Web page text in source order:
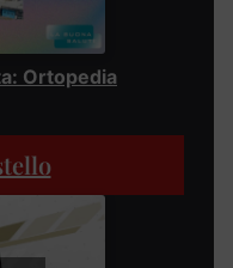
Ortopedia